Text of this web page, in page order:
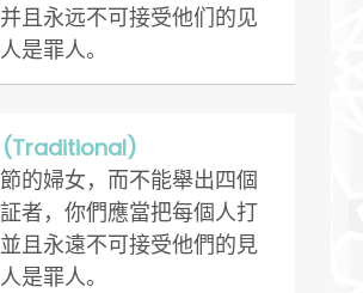
且永远不可接受他们的见
是罪人。
的婦女，而不能舉出四個
者，你們應當把每個人打
且永遠不可接受他們的見
是罪人。